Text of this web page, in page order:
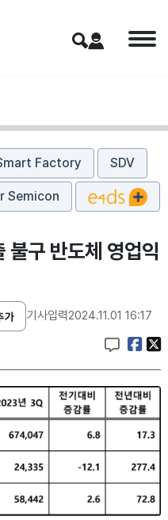
Factory SDV
Semicon
구 반도체 영업익
기사입력2024.11.01 16:17